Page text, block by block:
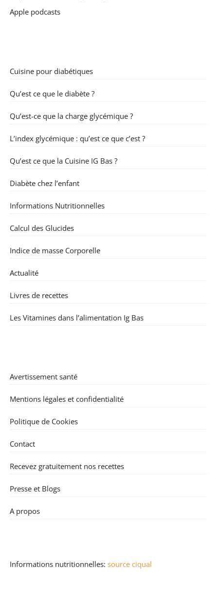
Apple podcasts
Cuisine pour diabétiques
Qu’est ce que le diabète ?
Qu’est-ce que la charge glycémique ?
L’index glycémique : qu’est ce que c’est ?
Qu’est ce que la Cuisine IG Bas ?
Diabète chez l’enfant
Informations Nutritionnelles
Calcul des Glucides
Indice de masse Corporelle
Actualité
Livres de recettes
Les Vitamines dans l’alimentation Ig Bas
Avertissement santé
Mentions légales et confidentialité
Politique de Cookies
Contact
Recevez gratuitement nos recettes
Presse et Blogs
A propos
Informations nutritionnelles: source ciqual